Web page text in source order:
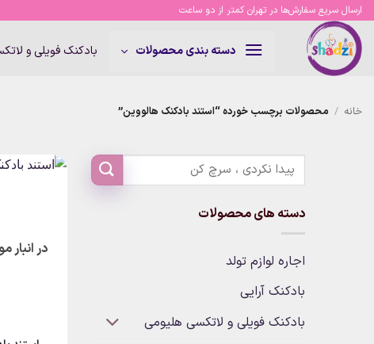
Skip
content
ارسال سریع سفارش‌ها در تهران کمتر از دو ساعت
دسته بندی محصولات بادکنک فویلی و
خانه / محصولات برچسب خورده “استند بادکنک هالووین”
دسته های محصولات
اجاره لوازم تولد
بادکنک آرایی
بادکنک فویلی و لاتکسی هلیومی
در انبار